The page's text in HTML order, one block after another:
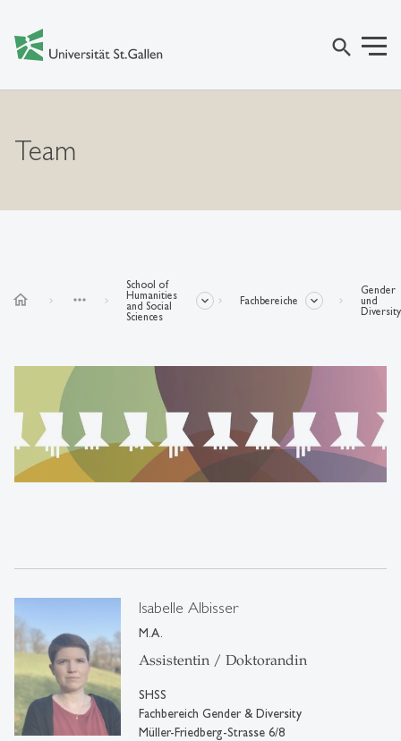
search
Team
home more_horiz
School of
Humanities
and Social
Sciences
Fachbereiche
Gender
und
Diversity
Isabelle Albisser
M.A.
Assistentin / Doktorandin
SHSS
Fachbereich Gender & Diversity
Müller-Friedberg-Strasse 6/8